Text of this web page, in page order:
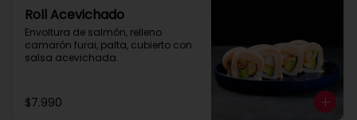
Roll Acevichado
Envoltura de salmón, relleno
camarón furai, palta, cubierto con
salsa acevichada.
$7.990